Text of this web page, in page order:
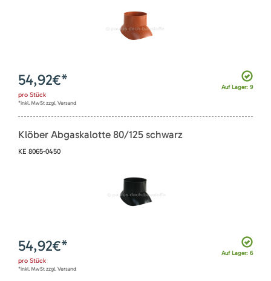
Auf Lager: 9
54,92€*
pro Stück
*inkl. MwSt zzgl. Versand
Klöber Abgaskalotte 80/125 schwarz
KE 8065-0450
Auf Lager: 6
54,92€*
pro Stück
*inkl. MwSt zzgl. Versand